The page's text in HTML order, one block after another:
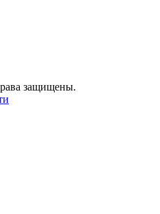
защищены.